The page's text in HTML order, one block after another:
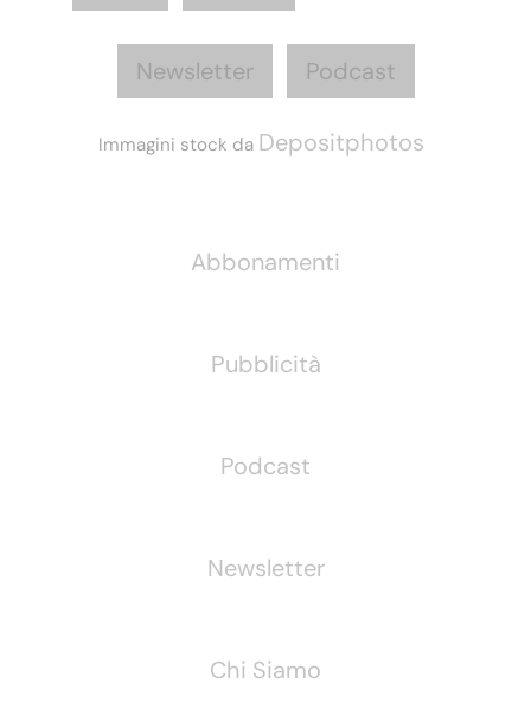
Newsletter Podcast
Immagini stock da Depositphotos
Abbonamenti
Pubblicità
Podcast
Newsletter
Chi Siamo